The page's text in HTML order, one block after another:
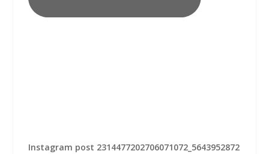
Instagram post 2314477202706071072_5643952872